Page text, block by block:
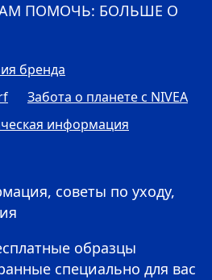
ПОМОЧЬ: БОЛЬШЕ О
бренда
Забота о планете с NIVEA
информация
советы по уходу,
образцы
специально для вас